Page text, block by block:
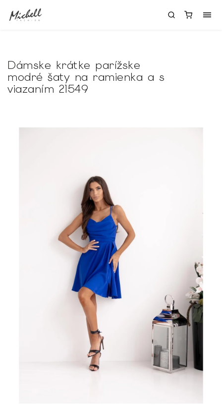
Dámske krátke parížske
modré šaty na ramienka a s
viazaním 21549